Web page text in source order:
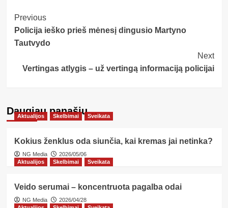
Post
Navigation
Previous
Policija ieško prieš mėnesį dingusio Martyno
Tautvydo
Next
Vertingas atlygis – už vertingą informaciją policijai
Daugiau panašių…
Aktualijos Skelbimai Sveikata
Kokius ženklus oda siunčia, kai kremas jai netinka?
NG Media
2026/05/06
Aktualijos
Skelbimai Sveikata
Veido serumai – koncentruota pagalba odai
NG Media
2026/04/28